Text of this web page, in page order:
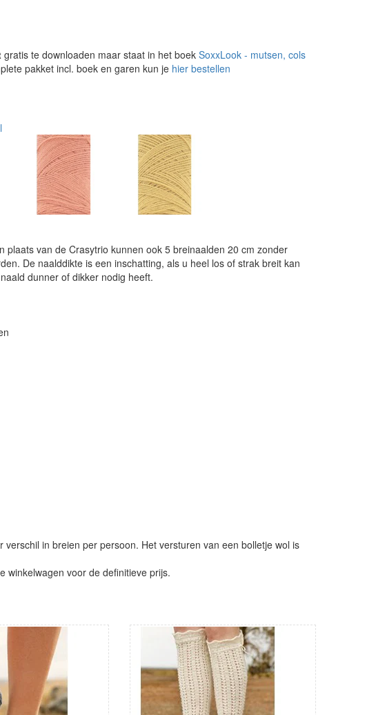
gratis te downloaden maar staat in het boek SoxxLook - mutsen, cols
pakket incl. boek en garen kun je hier bestellen
plaats van de Crasytrio kunnen ook 5 breinaalden 20 cm zonder
De naalddikte is een inschatting, als u heel los of strak breit kan
dunner of dikker nodig heeft.
in breien per persoon. Het versturen van een bolletje wol is
winkelwagen voor de definitieve prijs.